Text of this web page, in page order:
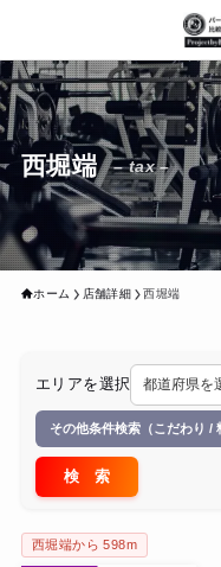
西堀端 – tax –
ホーム 店舗詳細 西堀端
エリアを選択
その他条件検索（こだわり /
西堀端から 598m